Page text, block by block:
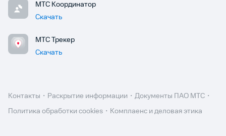
МТС Координатор
Скачать
МТС Трекер
Скачать
Контакты Раскрытие информации
Документы ПАО МТС
Политика обработки cookies
Комплаенс и деловая этика